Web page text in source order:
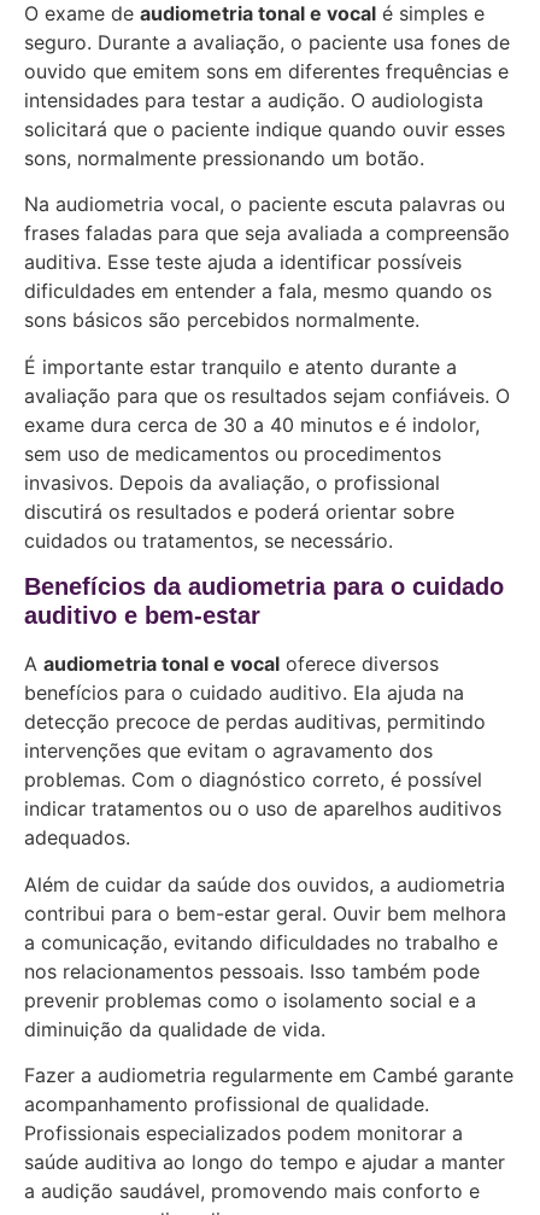
O exame de audiometria tonal e vocal é simples e
seguro. Durante a avaliação, o paciente usa fones de
ouvido que emitem sons em diferentes frequências e
intensidades para testar a audição. O audiologista
solicitará que o paciente indique quando ouvir esses
sons, normalmente pressionando um botão.
Na audiometria vocal, o paciente escuta palavras ou
frases faladas para que seja avaliada a compreensão
auditiva. Esse teste ajuda a identificar possíveis
dificuldades em entender a fala, mesmo quando os
sons básicos são percebidos normalmente.
É importante estar tranquilo e atento durante a
avaliação para que os resultados sejam confiáveis. O
exame dura cerca de 30 a 40 minutos e é indolor,
sem uso de medicamentos ou procedimentos
invasivos. Depois da avaliação, o profissional
discutirá os resultados e poderá orientar sobre
cuidados ou tratamentos, se necessário.
Benefícios da audiometria para o cuidado
auditivo e bem-estar
A audiometria tonal e vocal oferece diversos
benefícios para o cuidado auditivo. Ela ajuda na
detecção precoce de perdas auditivas, permitindo
intervenções que evitam o agravamento dos
problemas. Com o diagnóstico correto, é possível
indicar tratamentos ou o uso de aparelhos auditivos
adequados.
Além de cuidar da saúde dos ouvidos, a audiometria
contribui para o bem-estar geral. Ouvir bem melhora
a comunicação, evitando dificuldades no trabalho e
nos relacionamentos pessoais. Isso também pode
prevenir problemas como o isolamento social e a
diminuição da qualidade de vida.
Fazer a audiometria regularmente em Cambé garante
acompanhamento profissional de qualidade.
Profissionais especializados podem monitorar a
saúde auditiva ao longo do tempo e ajudar a manter
a audição saudável, promovendo mais conforto e